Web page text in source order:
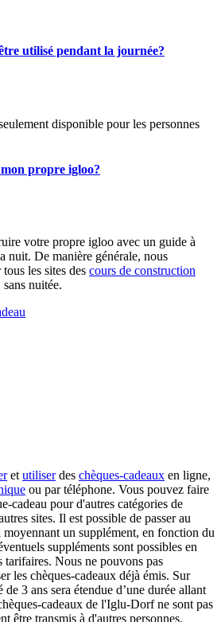
utilisé pendant la journée?
disponible pour les personnes
propre igloo?
votre propre igloo avec un guide à
nuit. De manière générale, nous
les sites des cours de construction
nuitée.
et utiliserdes chèques-cadeaux en ligne,
ou par téléphone. Vous pouvez faire
cadeau pour d'autres catégories de
sites. Il est possible de passer au
un supplément, en fonction du
suppléments sont possibles en
tarifaires. Nous ne pouvons pas
les chèques-cadeaux déjà émis. Sur
3 ans sera étendue d’une durée allant
cadeaux de l'Iglu-Dorf ne sont pas
être transmis à d'autres personnes.